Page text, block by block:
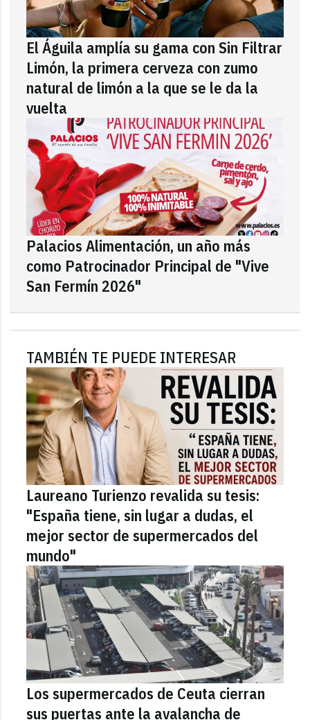
El Águila amplía su gama con Sin Filtrar
Limón, la primera cerveza con zumo
natural de limón a la que se le da la
vuelta
Palacios Alimentación, un año más
como Patrocinador Principal de "Vive
San Fermín 2026"
TAMBIÉN TE PUEDE INTERESAR
Laureano Turienzo revalida su tesis:
"España tiene, sin lugar a dudas, el
mejor sector de supermercados del
mundo"
Los supermercados de Ceuta cierran
sus puertas ante la avalancha de